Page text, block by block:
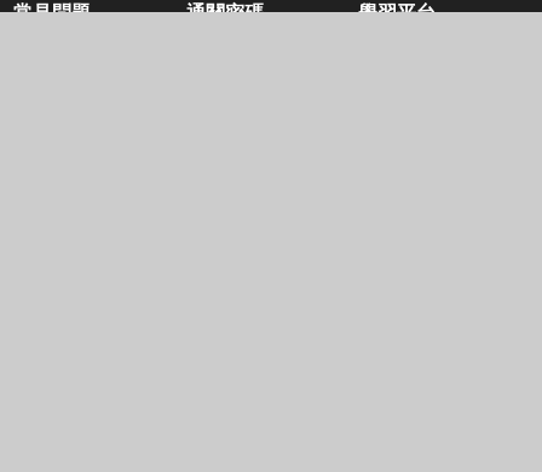
常見問題
通關密碼
學習平台